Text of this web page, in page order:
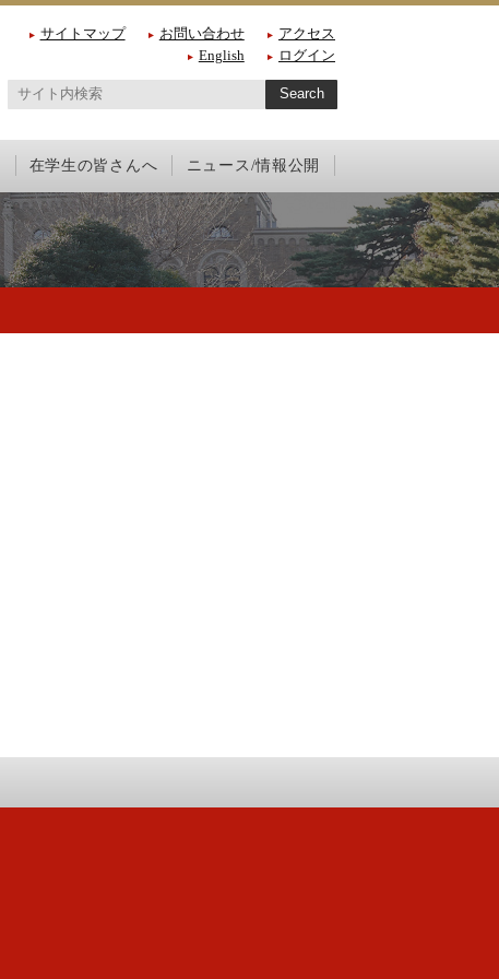
サイトマップ お問い合わせ
アクセス
English
ログイン
在学生の皆さんへ ニュース/情報公開